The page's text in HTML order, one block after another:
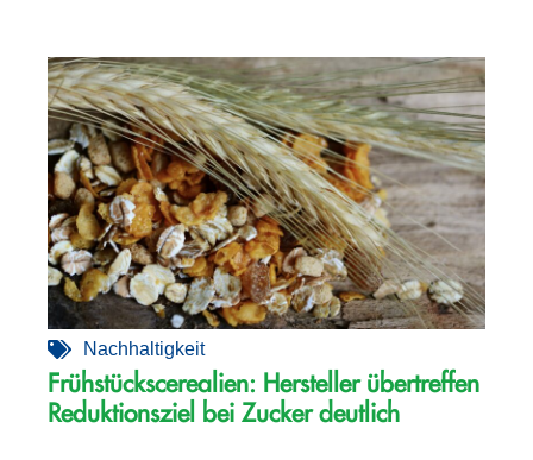
Nachhaltigkeit
Frühstückscerealien: Hersteller übertreffen
Reduktionsziel bei Zucker deutlich